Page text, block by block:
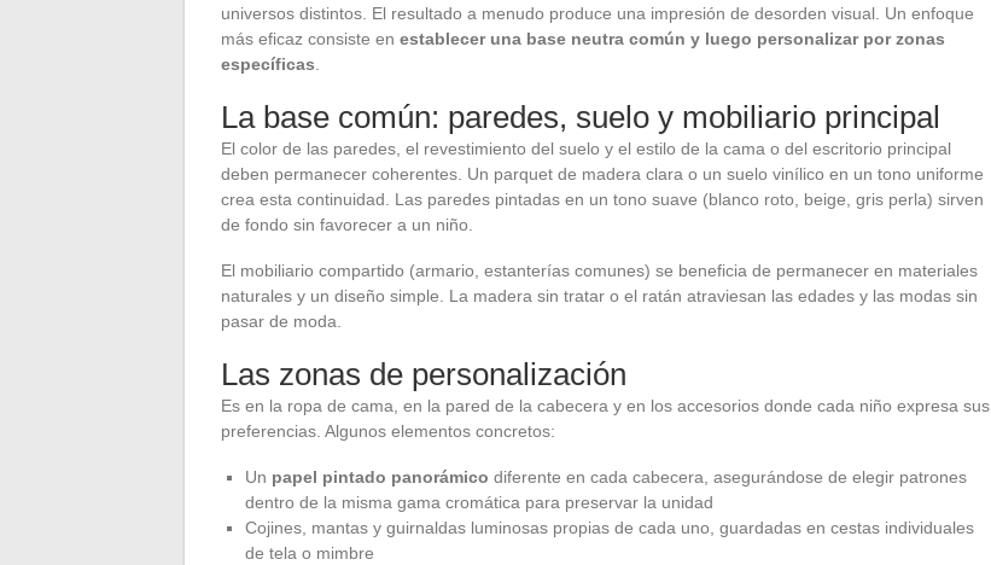
universos distintos. El resultado a menudo produce una impresión de desorden visual. Un enfoque
más eficaz consiste en establecer una base neutra común y luego personalizar por zonas
específicas.
La base común: paredes, suelo y mobiliario principal
El color de las paredes, el revestimiento del suelo y el estilo de la cama o del escritorio principal
deben permanecer coherentes. Un parquet de madera clara o un suelo vinílico en un tono uniforme
crea esta continuidad. Las paredes pintadas en un tono suave (blanco roto, beige, gris perla) sirven
de fondo sin favorecer a un niño.
El mobiliario compartido (armario, estanterías comunes) se beneficia de permanecer en materiales
naturales y un diseño simple. La madera sin tratar o el ratán atraviesan las edades y las modas sin
pasar de moda.
Las zonas de personalización
Es en la ropa de cama, en la pared de la cabecera y en los accesorios donde cada niño expresa sus
preferencias. Algunos elementos concretos:
Un papel pintado panorámico diferente en cada cabecera, asegurándose de elegir patrones
dentro de la misma gama cromática para preservar la unidad
Cojines, mantas y guirnaldas luminosas propias de cada uno, guardadas en cestas individuales
de tela o mimbre